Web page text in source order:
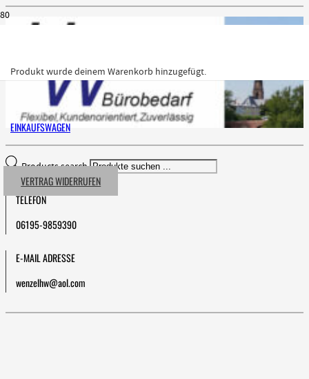
Produktwurde deinem Warenkorb hinzugefügt.
EINKAUFSWAGEN
VERTRAG WIDERRUFEN
Products search
TELEFON
06195-9859390
E-MAIL ADRESSE
wenzelhw@aol.com